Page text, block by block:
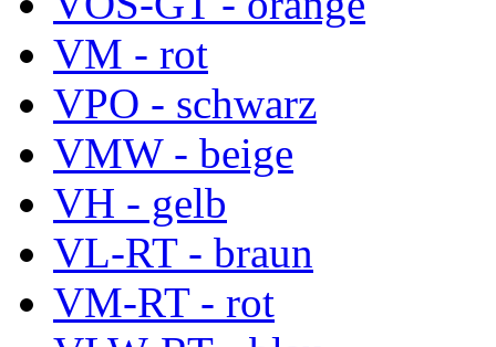
VM - rot
VPO - schwarz
VMW - beige
VH - gelb
VL-RT - braun
VM-RT - rot